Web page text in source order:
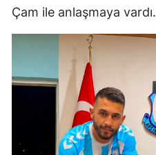
Çam ile anlaşmaya vardı.